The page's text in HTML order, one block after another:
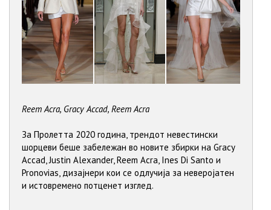
Reem Acra, Gracy Accad, Reem Acra
За Пролетта 2020 година, трендот невестински
шорцеви беше забележан во новите збирки на Gracy
Accad, Justin Alexander, Reem Acra, Ines Di Santo и
Pronovias, дизајнери кои се одлучија за неверојатен
и истовремено потценет изглед.